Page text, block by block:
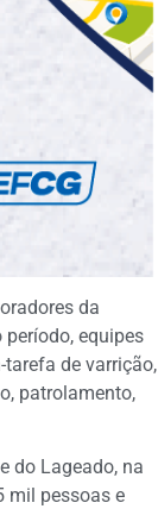
da
equipes
de varrição,
patrolamento,
do Lageado, na
mil pessoas e